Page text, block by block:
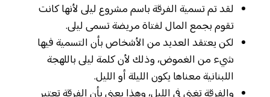
لقد تم تسمية الفرقة باسم مشروع ليلى لأنها كانت
تقوم بجمع المال لفتاة مريضة تسمى ليلى.
لكن يعتقد العديد من الأشخاص بأن التسمية فيها
شيء من الغموض، وذلك لأن كلمة ليلى باللهجة
اللبنانية معناها يكون الليلة أو الليل.